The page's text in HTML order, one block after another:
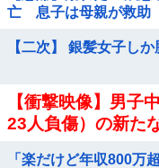
亡 息子は母親が救
【二次】 銀髪女子し
【衝撃映像】男子
23人負傷）の新た
「楽だけど年収800万